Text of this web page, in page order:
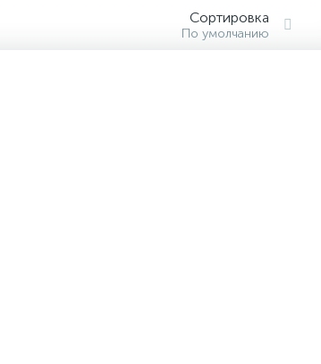
Сортировка
По умолчанию